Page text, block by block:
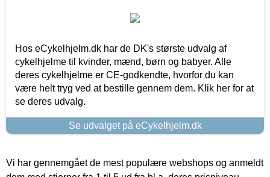
Hos eCykelhjelm.dk har de DK's største udvalg af
cykelhjelme til kvinder, mænd, børn og babyer. Alle
deres cykelhjelme er CE-godkendte, hvorfor du kan
være helt tryg ved at bestille gennem dem. Klik her for at
se deres udvalg.
Se udvalget på eCykelhjelm.dk
Vi har gennemgået de mest populære webshops og anmeldt